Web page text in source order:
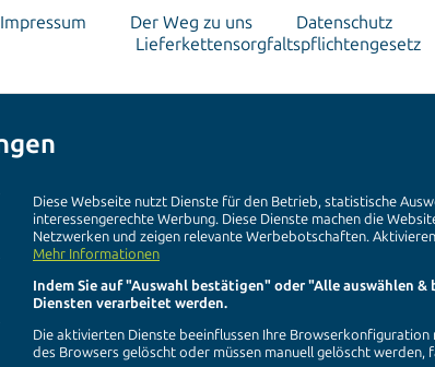
Impressum Der Weg zu uns Datenschutz
Lieferkettensorgfaltspflichtengesetz